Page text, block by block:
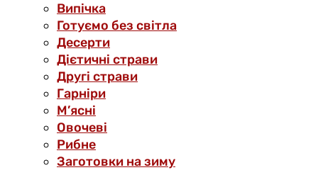
Випічка
Готуємо без світла
Десерти
Дієтичні страви
Другі страви
Гарніри
М’ясні
Овочеві
Рибне
Заготовки на зиму